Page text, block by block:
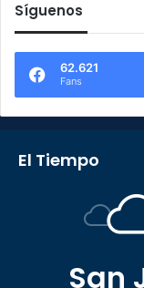
Síguenos
62.621
Fans
El Tiempo
San